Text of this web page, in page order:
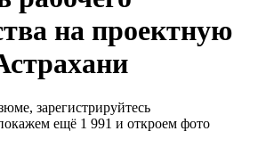
на проектную
зарегистрируйтесь
ещё 1 991 и откроем фото